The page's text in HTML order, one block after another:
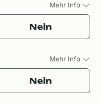
Mehr Info
Nein
Mehr Info
Nein